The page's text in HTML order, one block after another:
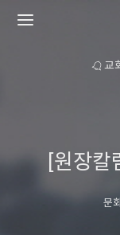
교
[원장칼
문